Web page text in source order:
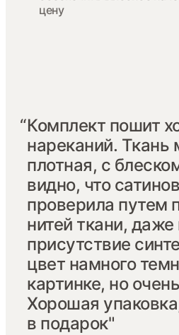
цену
“Комплект пошит
нареканий. Ткань
плотная, с
видно, что
проверила путем
нитей ткани,
присутствие
цвет намного
картинке, но
Хорошая
в подарок"